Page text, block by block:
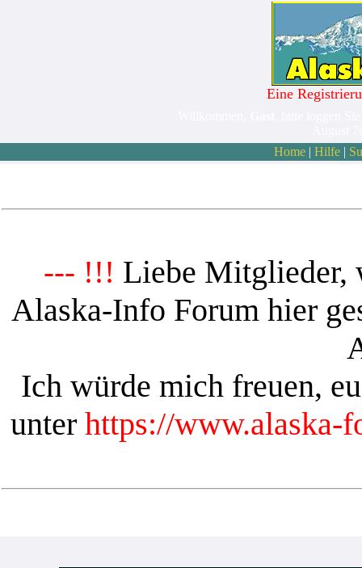
Eine
Home| Hilfe|
--- !!! Liebe Mitglieder,
Alaska-Info Forum hier
Ich würde mich freuen,
unter https://www.alaska-